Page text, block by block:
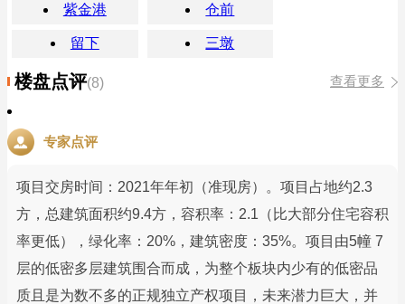
紫金港 仓前
留下 三墩
楼盘点评(8) 查看更多
专家点评
项目交房时间：2021年年初（准现房）。项目占地约2.3
方，总建筑面积约9.4方，容积率：2.1（比大部分住宅容积
率更低），绿化率：20%，建筑密度：35%。项目由5幢 7
层的低密多层建筑围合而成，为整个板块内少有的低密品
质且是为数不多的正规独立产权项目，未来潜力巨大，并